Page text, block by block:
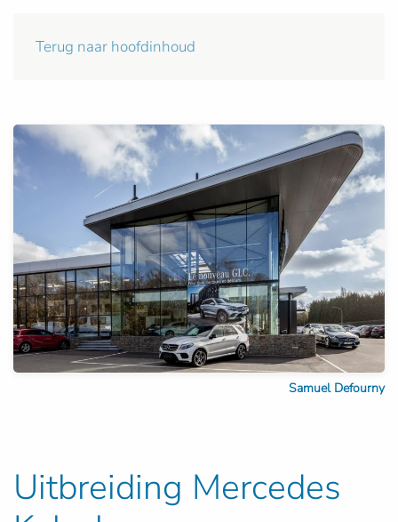
Terug naar hoofdinhoud
Samuel Defourny
Uitbreiding Mercedes